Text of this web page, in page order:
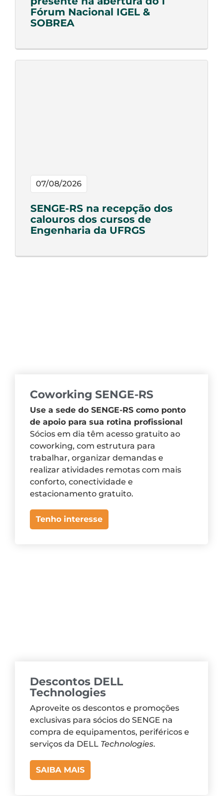
Fórum Nacional IGEL &
SOBREA
07/08/2026
SENGE-RS na recepção dos
calouros dos cursos de
Engenharia da UFRGS
Coworking SENGE-RS
Use a sede do SENGE-RS como ponto
de apoio para sua rotina profissional
Sócios em dia têm acesso gratuito ao
coworking, com estrutura para
trabalhar, organizar demandas e
realizar atividades remotas com mais
conforto, conectividade e
estacionamento gratuito.
Tenho interesse
Descontos DELL
Technologies
Aproveite os descontos e promoções
exclusivas para sócios do SENGE na
compra de equipamentos, periféricos e
serviços da DELL Technologies.
SAIBA MAIS